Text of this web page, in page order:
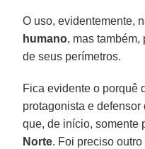
O uso, evidentemente,
humano, mas também,
de seus perímetros.
Fica evidente o porquê
protagonista e defensor
que, de início, somente
Norte. Foi preciso